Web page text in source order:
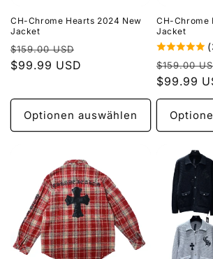
CH-Chrome Hearts 2024 New
Jacket
Normaler
Preis
$159.00 USD
Verkaufspreis
$99.99 USD
Optionen auswählen
CH-Chrome
Jacket
Normaler
Preis
$159.00
$99.99